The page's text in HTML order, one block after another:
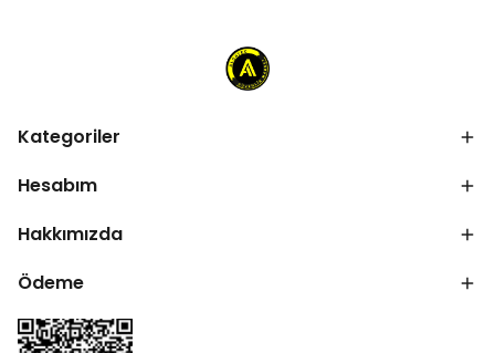
Kategoriler
Hesabım
Hakkımızda
Ödeme